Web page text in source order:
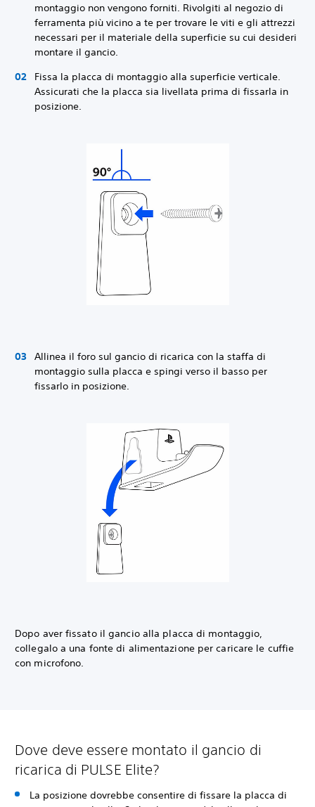
montaggio non vengono forniti. Rivolgiti al negozio di
ferramenta più vicino a te per trovare le viti e gli attrezzi
necessari per il materiale della superficie su cui desideri
montare il gancio.
Fissa la placca di montaggio alla superficie verticale.
Assicurati che la placca sia livellata prima di fissarla in
posizione.
Allinea il foro sul gancio di ricarica con la staffa di
montaggio sulla placca e spingi verso il basso per
fissarlo in posizione.
Dopo aver fissato il gancio alla placca di montaggio,
collegalo a una fonte di alimentazione per caricare le cuffie
con microfono.
Dove deve essere montato il gancio di
ricarica di PULSE Elite?
La posizione dovrebbe consentire di fissare la placca di